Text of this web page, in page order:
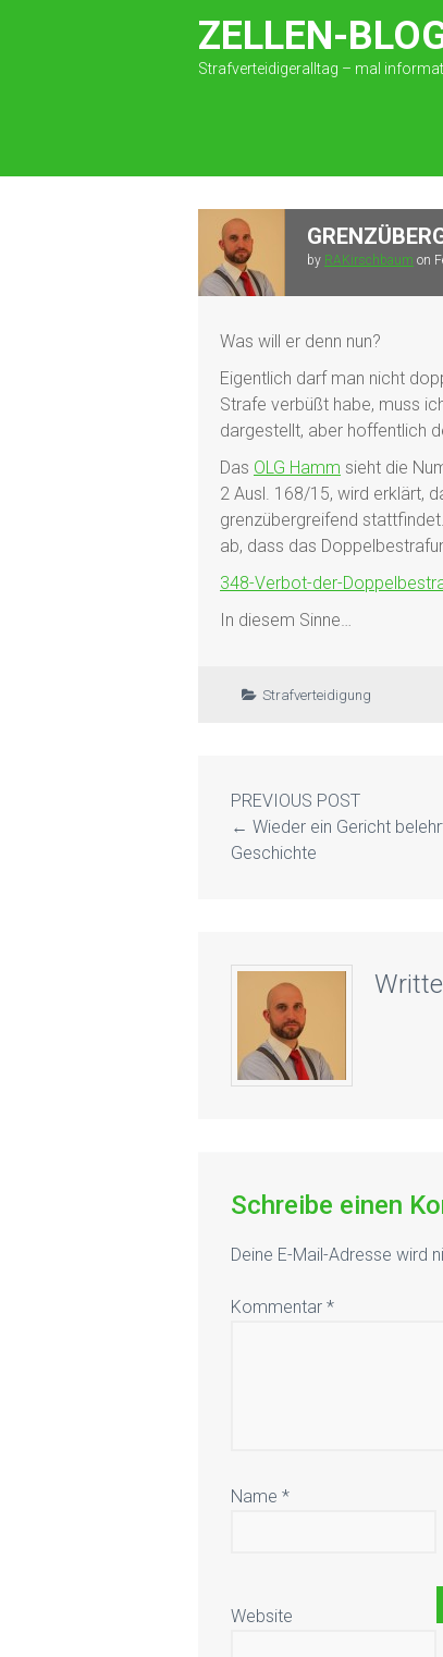
ZELLEN-
Strafverteidigeralltag – mal
by RAKirschbaum on
Was will er denn nun?
Eigentlich darf man nicht
Strafe verbüßt habe, muss
dargestellt, aber hoffentlich
Das OLG Hamm sieht die
2 Ausl. 168/15, wird erklärt,
grenzübergreifend
ab, dass das
348-Verbot-der-
In diesem Sinne…
Strafverteidigung
PREVIOUS POST
← Wieder ein Gericht
Geschichte
Schreibe einen
Deine E-Mail-Adresse wird
Kommentar *
Name *
Website